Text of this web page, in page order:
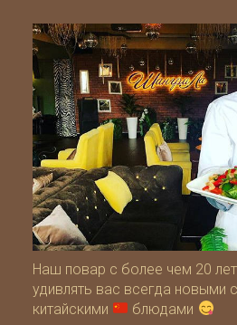
Наш повар с более чем 20
удивлять вас всегда новыми
китайскими
блюдами